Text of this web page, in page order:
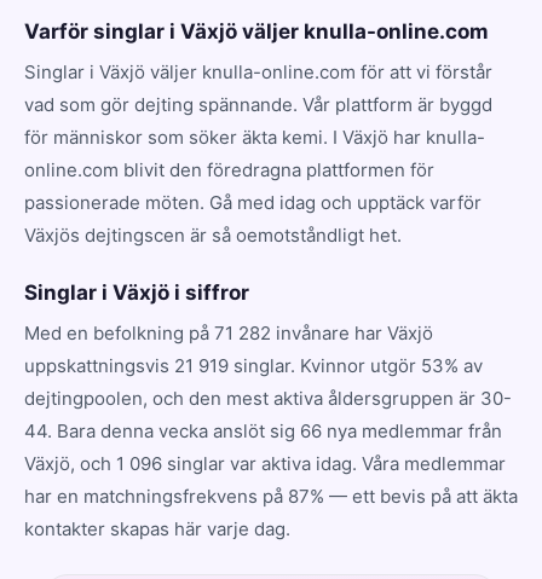
Varför singlar i Växjö väljer knulla-online.com
Singlar i Växjö väljer knulla-online.com för att vi förstår
vad som gör dejting spännande. Vår plattform är byggd
för människor som söker äkta kemi. I Växjö har knulla-
online.com blivit den föredragna plattformen för
passionerade möten. Gå med idag och upptäck varför
Växjös dejtingscen är så oemotståndligt het.
Singlar i Växjö i siffror
Med en befolkning på 71 282 invånare har Växjö
uppskattningsvis 21 919 singlar. Kvinnor utgör 53% av
dejtingpoolen, och den mest aktiva åldersgruppen är 30-
44. Bara denna vecka anslöt sig 66 nya medlemmar från
Växjö, och 1 096 singlar var aktiva idag. Våra medlemmar
har en matchningsfrekvens på 87% — ett bevis på att äkta
kontakter skapas här varje dag.